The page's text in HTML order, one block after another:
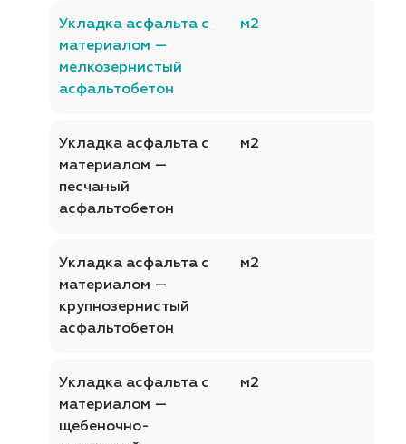
Укладка асфальта с
материалом —
мелкозернистый
асфальтобетон
м2
Укладка асфальта с
материалом —
песчаный
асфальтобетон
м2
Укладка асфальта с
материалом —
крупнозернистый
асфальтобетон
м2
Укладка асфальта с
материалом —
щебеночно-
м2